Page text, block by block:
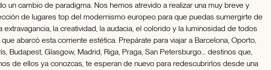
un cambio de paradigma. Nos hemos atrevido a realizar una muy breve y
de lugares top del modernismo europeo para que puedas sumergirte de
extravagancia, la creatividad, la audacia, el colorido y la luminosidad de todos
abarcó esta corriente estética. Prepárate para viajar a Barcelona, Oporto,
Budapest, Glasgow, Madrid, Riga, Praga, San Petersburgo... destinos que,
de ellos ya conozcas, te esperan de nuevo para redescubrirlos desde una